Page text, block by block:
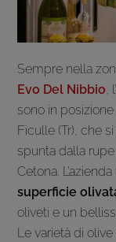
Sempre nella
Evo Del Nibbio,
sono in
Ficulle (Tr), che
spunta dalla
Cetona.
superficie
oliveti e un
Le varietà di